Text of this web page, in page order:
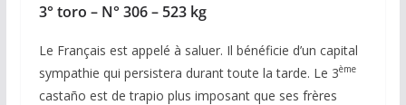
3° toro – N° 306 – 523 kg
Le Français est appelé à saluer. Il bénéficie d’un capital
sympathie qui persistera durant toute la tarde. Le 3ème
castaño est de trapio plus imposant que ses frères